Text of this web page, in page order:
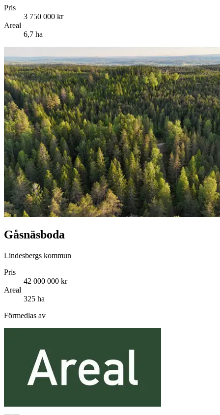
Pris
3 750 000 kr
Areal
6,7 ha
Gåsnäsboda
Lindesbergs kommun
Pris
42 000 000 kr
Areal
325 ha
Förmedlas av